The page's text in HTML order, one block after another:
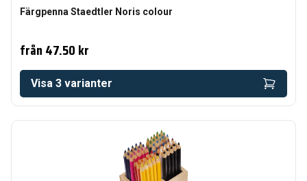
Färgpenna Staedtler Noris colour
från47.50 kr
Visa 3 varianter